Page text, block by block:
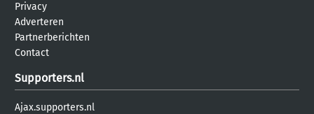
Privacy
Adverteren
Partnerberichten
Contact
Supporters.nl
Ajax.supporters.nl